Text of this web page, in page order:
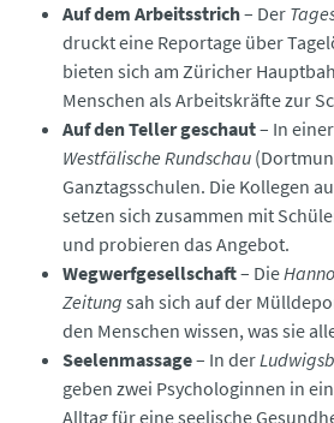
Auf dem Arbeitsstrich– Der
druckt eine Reportage über
bieten sich am Züricher
Menschen als Arbeitskräfte zur
Auf den Teller geschaut– In
Westfälische Rundschau
Ganztagsschulen. Die Kollegen
setzen sich zusammen mit
und probieren das Angebot.
Wegwerfgesellschaft– Die
Zeitung sah sich auf der
den Menschen wissen, was sie
Seelenmassage– In der
geben zwei Psychologinnen in
Alltag für eine seelische